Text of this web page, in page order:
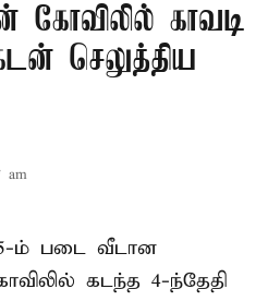
கோவிலில் காவடி
செலுத்திய
am
5-ம் படை வீடான
கடந்த 4-ந்தேதி